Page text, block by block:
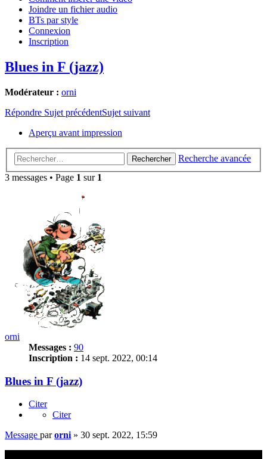
Joindre un fichier audio
BTs par style
Connexion
Inscription
Blues in F (jazz)
Modérateur : orni
Répondre Sujet précédentSujet suivant
Aperçu avant impression
Rechercher
Recherche avancée
3 messages • Page 1 sur 1
orni
Messages : 90
Inscription : 14 sept. 2022, 00:14
Blues in F (jazz)
Citer
Citer
Message parorni » 30 sept. 2022, 15:59